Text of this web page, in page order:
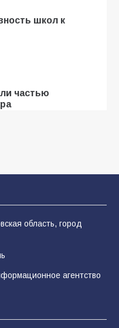
школ к
частью
в августе
с областных
область, город
агентство